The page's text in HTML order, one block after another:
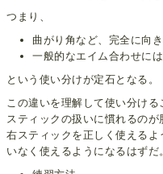
つまり、
曲がり角など、完全に向
一般的なエイム合わせに
という使い分けが定石となる。
この違いを理解して使い分け
スティックの扱いに慣れるのが
右スティックを正しく使える
いなく使えるようになるはずだ